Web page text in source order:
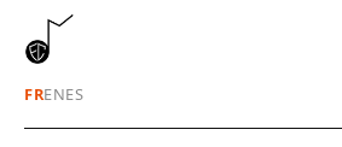
FRENES